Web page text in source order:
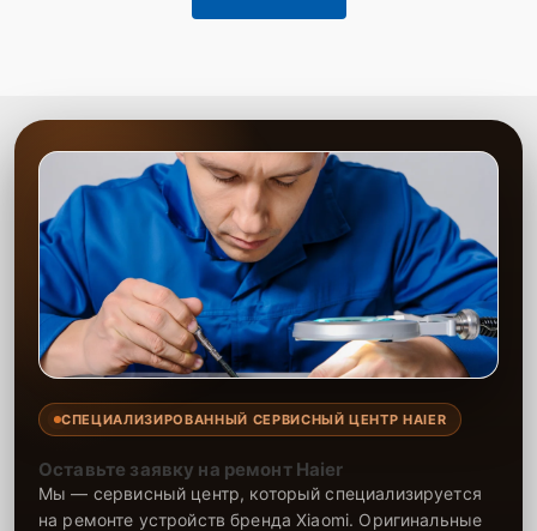
СПЕЦИАЛИЗИРОВАННЫЙ СЕРВИСНЫЙ ЦЕНТР HAIER
Оставьте заявку на ремонт Haier
Мы — сервисный центр, который специализируется
на ремонте устройств бренда Xiaomi. Оригинальные